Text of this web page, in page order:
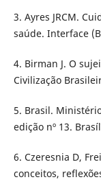
3. Ayres JRCM.
saúde. Interface
4. Birman J. O
Civilização
5. Brasil.
edição nº 13.
6. Czeresnia D,
conceitos,